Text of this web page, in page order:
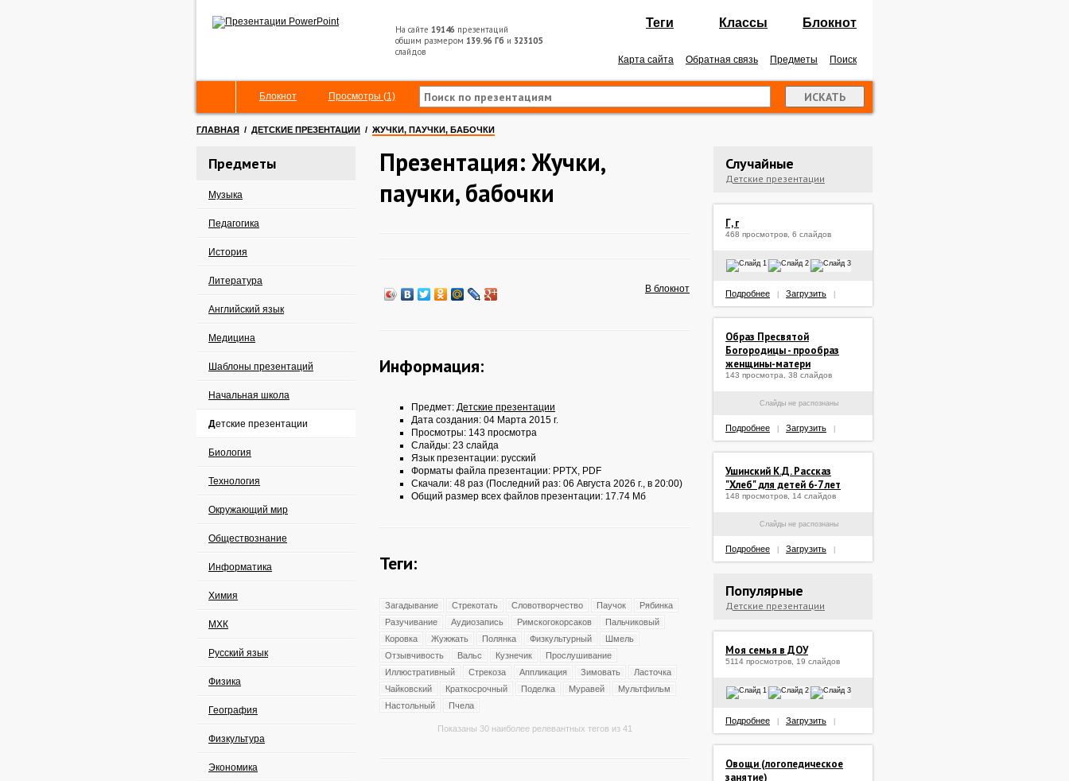
На сайте 19146 презентаций
общим размером 139.96 Гб и 323105
слайдов
Теги Классы Блокнот
Карта сайта Обратная связь Предметы Поиск
Блокнот Просмотры (1)
ГЛАВНАЯ / ДЕТСКИЕ ПРЕЗЕНТАЦИИ / ЖУЧКИ, ПАУЧКИ, БАБОЧКИ
Предметы
Музыка
Педагогика
История
Литература
Английский язык
Медицина
Шаблоны презентаций
Начальная школа
Детские презентации
Биология
Технология
Окружающий мир
Обществознание
Информатика
Химия
МХК
Русский язык
Физика
География
Физкультура
Экономика
Презентация: Жучки,
паучки, бабочки
В блокнот
Информация:
Предмет: Детские презентации
Дата создания: 04 Марта 2015 г.
Просмотры: 143 просмотра
Слайды: 23 слайда
Язык презентации: русский
Форматы файла презентации: PPTX, PDF
Скачали: 48 раз (Последний раз: 06 Августа 2026 г., в 20:00)
Общий размер всех файлов презентации: 17.74 Мб
Теги:
Загадывание Стрекотать Словотворчество Паучок
Рябинка
Разучивание
Аудиозапись Римскогокорсаков
Пальчиковый
Коровка
Жужжать Полянка Физкультурный
Шмель
Отзывчивость
Вальс Кузнечик
Прослушивание
Иллюстративный
Стрекоза Аппликация Зимовать
Ласточка
Чайковский
Краткосрочный Поделка Муравей
Мультфильм
Настольный
Пчела
Показаны 30 наиболее релевантных тегов из 41
Случайные
Детские презентации
Г, г
468 просмотров, 6 слайдов
Подробнее Загрузить
Образ Пресвятой
Богородицы - прообраз
женщины-матери
143 просмотра, 38 слайдов
Слайды не распознаны
Подробнее Загрузить
Ушинский К.Д. Рассказ
"Хлеб" для детей 6-7 лет
148 просмотров, 14 слайдов
Слайды не распознаны
Подробнее Загрузить
Популярные
Детские презентации
Моя семья в ДОУ
5114 просмотров, 19 слайдов
Подробнее Загрузить
Овощи (логопедическое
занятие)